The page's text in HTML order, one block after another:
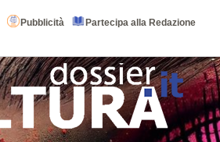
Pubblicità Partecipa alla Redazione